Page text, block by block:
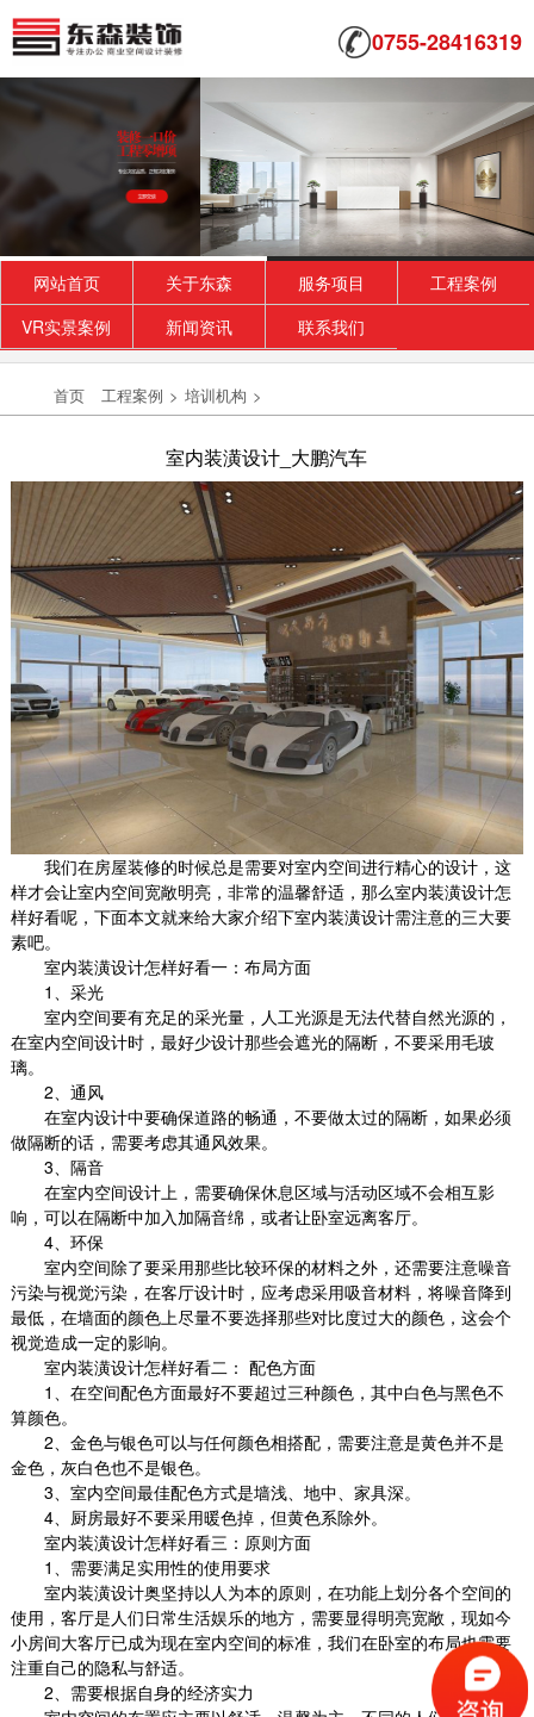
0755-28416319
网站首页 关于东森 服务项目
工程案例
VR实景案例
新闻资讯 联系我们
首页 工程案例 > 培训机构 >
室内装潢设计_大鹏汽车
我们在房屋装修的时候总是需要对室内空间进行精心的设计，这
样才会让室内空间宽敞明亮，非常的温馨舒适，那么室内装潢设计怎
样好看呢，下面本文就来给大家介绍下室内装潢设计需注意的三大要
素吧。
室内装潢设计怎样好看一：布局方面
1 、采光
室内空间要有充足的采光量，人工光源是无法代替自然光源的，
在室内空间设计时，最好少设计那些会遮光的隔断，不要采用毛玻
璃。
2、通风
在室内设计中要确保道路的畅通，不要做太过的隔断，如果必须
做隔断的话，需要考虑其通风效果。
3、隔音
在室内空间设计上，需要确保休息区域与活动区域不会相互影
响，可以在隔断中加入加隔音绵，或者让卧室远离客厅。
4、环保
室内空间除了要采用那些比较环保的材料之外，还需要注意噪音
污染与视觉污染，在客厅设计时，应考虑采用吸音材料，将噪音降到
最低，在墙面的颜色上尽量不要选择那些对比度过大的颜色，这会个
视觉造成一定的影响。
室内装潢设计怎样好看二： 配色方面
1 、在空间配色方面最好不要超过三种颜色，其中白色与黑色不
算颜色。
2、金色与银色可以与任何颜色相搭配，需要注意是黄色并不是
金色，灰白色也不是银色。
3、室内空间最佳配色方式是墙浅、地中、家具深。
4、厨房最好不要采用暖色掉，但黄色系除外。
室内装潢设计怎样好看三：原则方面
1 、需要满足实用性的使用要求
室内装潢设计奥坚持以人为本的原则，在功能上划分各个空间的
使用，客厅是人们日常生活娱乐的地方，需要显得明亮宽敞，现如今
小房间大客厅已成为现在室内空间的标准，我们在卧室的布局也需要
注重自己的隐私与舒适。
2、需要根据自身的经济实力
艺术办公室装修_水泥厂房
艺术水泥对于室内装饰设计中的主要景观：客